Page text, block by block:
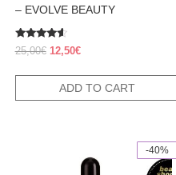
– EVOLVE BEAUTY
Rated
4.38
25,00€ Original
25,00€.
12,50€Current
12,50€.
ADD TO CART
-40%